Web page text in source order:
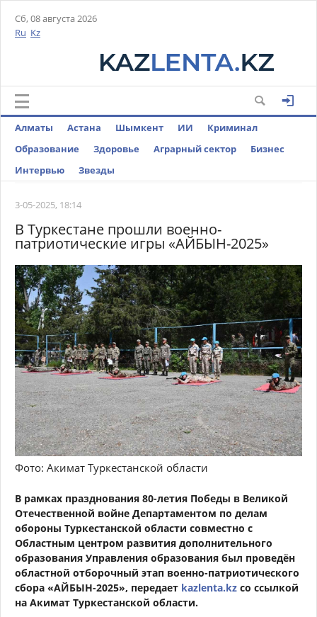
Сб, 08 августа 2026
Ru Kz
Алматы Астана Шымкент ИИ
Криминал
Образование
Здоровье Аграрный сектор
Бизнес
Интервью
Звезды
3-05-2025, 18:14
В Туркестане прошли военно-
патриотические игры «АЙБЫН-2025»
Фото: Акимат Туркестанской области
В рамках празднования 80-летия Победы в Великой
Отечественной войне Департаментом по делам
обороны Туркестанской области совместно с
Областным центром развития дополнительного
образования Управления образования был проведён
областной отборочный этап военно-патриотического
сбора «АЙБЫН-2025», передает kazlenta.kz со ссылкой
на Акимат Туркестанской области.